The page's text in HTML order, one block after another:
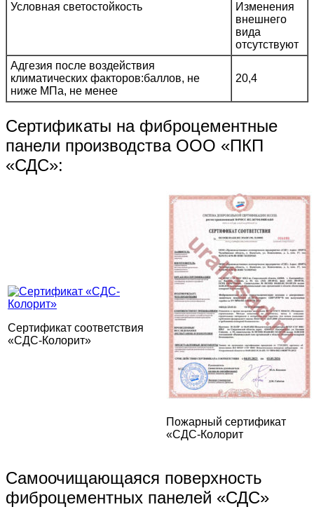
Условная светостойкость
Изменения
внешнего
вида
отсутствуют
Адгезия после воздействия
климатических факторов:баллов, не
ниже МПа, не менее
20,4
Сертификаты на фиброцементные
панели производства ООО «ПКП
«СДС»:
Сертификат соответствия
«СДС-Колорит»
Пожарный сертификат
«СДС-Колорит
Самоочищающаяся поверхность
фиброцементных панелей «СДС»